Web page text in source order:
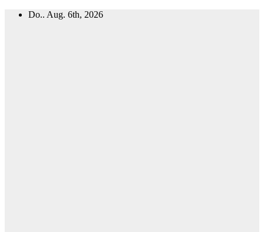
Zum
Do.. Aug. 6th, 2026